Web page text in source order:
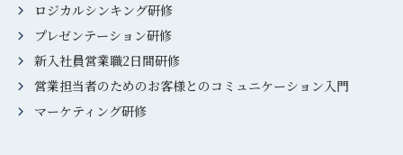
ロジカルシンキング研修
プレゼンテーション研修
新入社員営業職2日間研修
営業担当者のためのお客様とのコミュニケーション入門
マーケティング研修